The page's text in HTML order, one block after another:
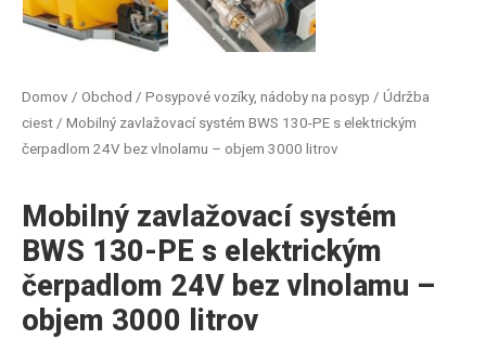
Domov / Obchod / Posypové vozíky, nádoby na posyp / Údržba
ciest / Mobilný zavlažovací systém BWS 130-PE s elektrickým
čerpadlom 24V bez vlnolamu – objem 3000 litrov
Mobilný zavlažovací systém
BWS 130-PE s elektrickým
čerpadlom 24V bez vlnolamu –
objem 3000 litrov